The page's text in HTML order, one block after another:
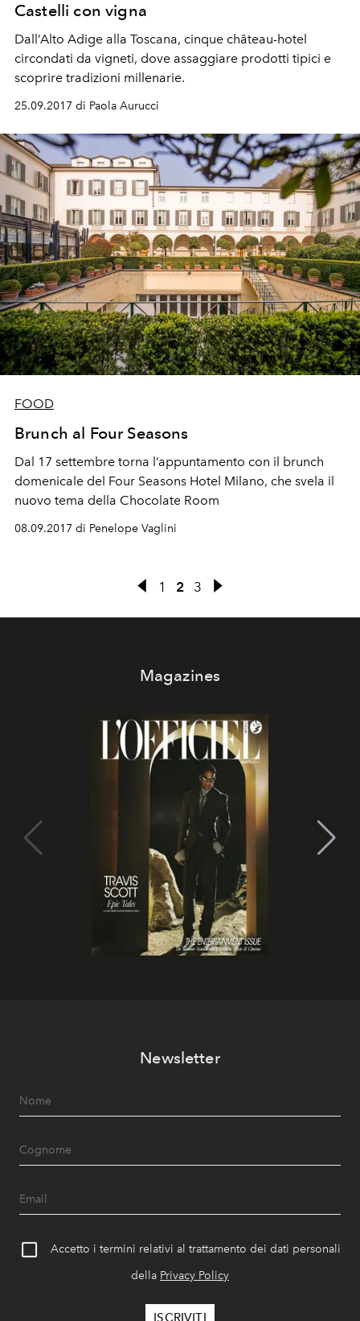
Castelli con vigna
Dall’Alto Adige alla Toscana, cinque château-hotel
circondati da vigneti, dove assaggiare prodotti tipici e
scoprire tradizioni millenarie.
25.09.2017 di Paola Aurucci
FOOD
Brunch al Four Seasons
Dal 17 settembre torna l’appuntamento con il brunch
domenicale del Four Seasons Hotel Milano, che svela il
nuovo tema della Chocolate Room
08.09.2017 di Penelope Vaglini
1 2 3
Magazines
Newsletter
Accetto i termini relativi al trattamento dei dati personali
della Privacy Policy